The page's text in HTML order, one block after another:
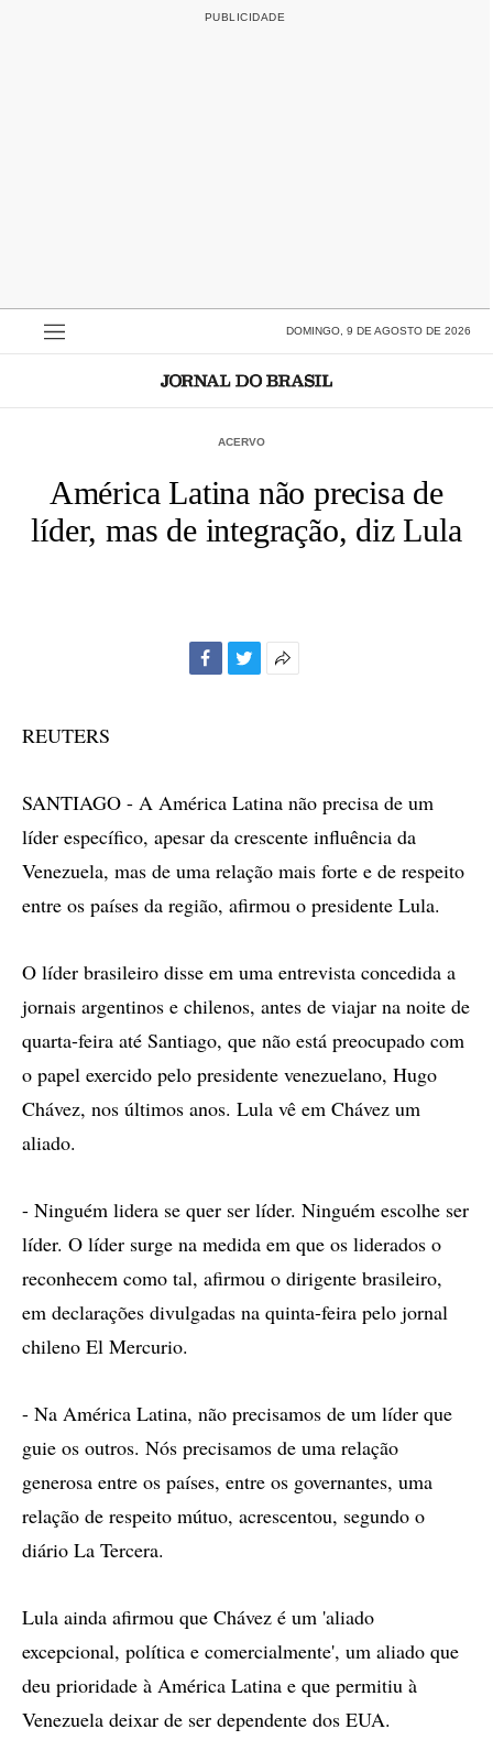
DOMINGO, 9 DE AGOSTO DE 2026
ACERVO
América Latina não precisa de
líder, mas de integração, diz Lula
REUTERS
SANTIAGO - A América Latina não precisa de um
líder específico, apesar da crescente influência da
Venezuela, mas de uma relação mais forte e de respeito
entre os países da região, afirmou o presidente Lula.
O líder brasileiro disse em uma entrevista concedida a
jornais argentinos e chilenos, antes de viajar na noite de
quarta-feira até Santiago, que não está preocupado com
o papel exercido pelo presidente venezuelano, Hugo
Chávez, nos últimos anos. Lula vê em Chávez um
aliado.
- Ninguém lidera se quer ser líder. Ninguém escolhe ser
líder. O líder surge na medida em que os liderados o
reconhecem como tal, afirmou o dirigente brasileiro,
em declarações divulgadas na quinta-feira pelo jornal
chileno El Mercurio.
- Na América Latina, não precisamos de um líder que
guie os outros. Nós precisamos de uma relação
generosa entre os países, entre os governantes, uma
relação de respeito mútuo, acrescentou, segundo o
diário La Tercera.
Lula ainda afirmou que Chávez é um 'aliado
excepcional, política e comercialmente', um aliado que
deu prioridade à América Latina e que permitiu à
Venezuela deixar de ser dependente dos EUA.